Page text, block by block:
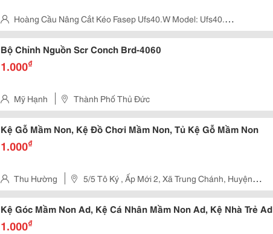
Hoàng Cầu Nâng Cắt Kéo Fasep Ufs40.W Model: Ufs40.
H65 Dương Thị Giang, P.tân Thới Nhất, Quận 12
Bộ Chỉnh Nguồn Scr Conch Brd-4060
1.000₫
Mỹ Hạnh Thành Phố Thủ Đức
Kệ Gỗ Mầm Non, Kệ Đồ Chơi Mầm Non, Tủ Kệ Gỗ Mầm Non
1.000₫
Thu Hường
5/5 Tô Ký , Ấp Mới 2, Xã Trung Chánh, Huyện
Hóc Môn, Tphcm
Kệ Góc Mầm Non Ad, Kệ Cá Nhân Mầm Non Ad, Kệ Nhà Trẻ Ad
1.000₫